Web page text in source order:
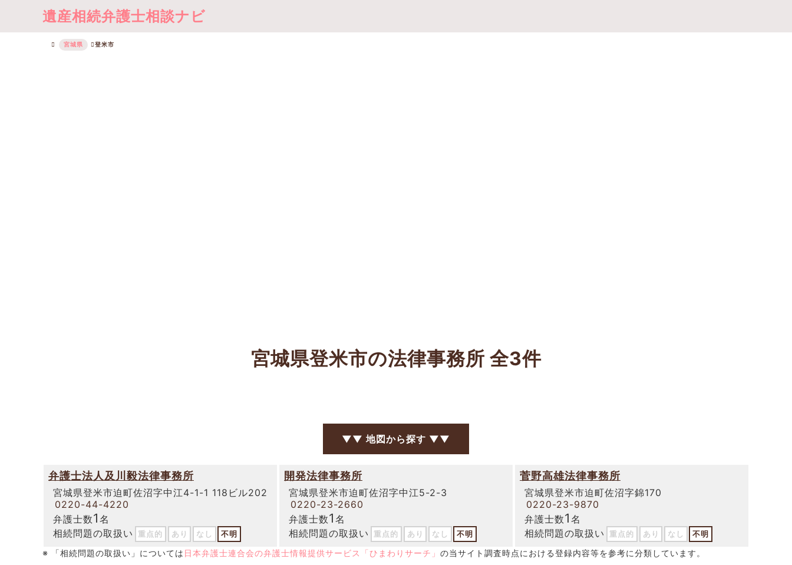
遺産相続弁護士相談ナビ
宮城県 登米市
宮城県登米市の法律事務所 全3件
▼▼ 地図から探す ▼▼
弁護士法人及川毅法律事務所
宮城県登米市迫町佐沼字中江4-1-1 118ビル202
0220-44-4220
弁護士数1 名
相続問題の取扱い
重点的 あり なし 不明
開発法律事務所
宮城県登米市迫町佐沼字中江5-2-3
0220-23-2660
弁護士数1 名
相続問題の取扱い
重点的 あり なし 不明
菅野高雄法律事務所
宮城県登米市迫町佐沼字錦170
0220-23-9870
弁護士数1 名
相続問題の取扱い
重点的 あり なし 不明
※ 「相続問題の取扱い」については 日本弁護士連合会の弁護士情報提供サービス「ひまわりサーチ」 の当サイト調査時点における登録内容等を参考に分類しています。